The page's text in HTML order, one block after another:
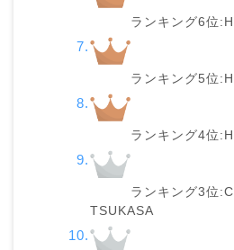
ランキング6位
ランキング5位
ランキング4位
ランキング3位
TSUKASA